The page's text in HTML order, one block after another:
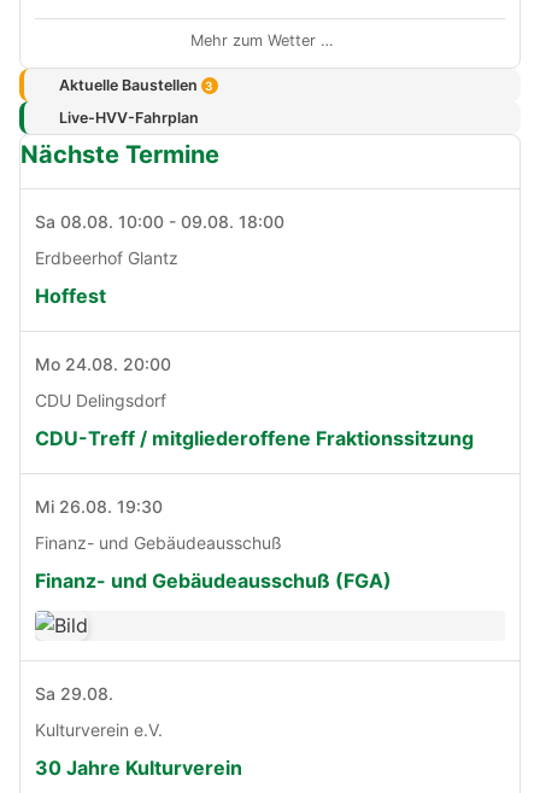
Mehr zum Wetter …
Aktuelle Baustellen 3
Live-HVV-Fahrplan
Nächste Termine
Sa 08.08. 10:00 - 09.08. 18:00
Erdbeerhof Glantz
Hoffest
Mo 24.08. 20:00
CDU Delingsdorf
CDU-Treff / mitgliederoffene Fraktionssitzung
Mi 26.08. 19:30
Finanz- und Gebäudeausschuß
Finanz- und Gebäudeausschuß (FGA)
Sa 29.08.
Kulturverein e.V.
30 Jahre Kulturverein